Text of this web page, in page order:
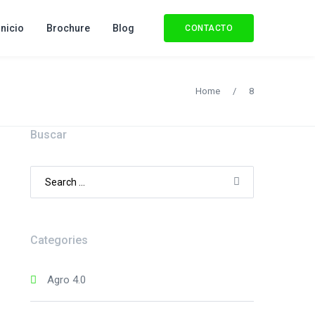
CONTACTO
Brochure Blog
Home / 8
Buscar
Categories
Agro 4.0